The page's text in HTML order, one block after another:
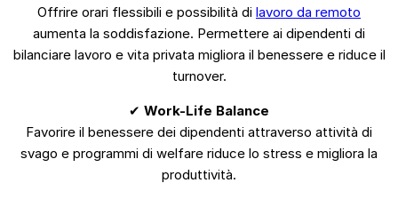
Offrire orari flessibili e possibilità di lavoro da remoto
aumenta la soddisfazione. Permettere ai dipendenti di
bilanciare lavoro e vita privata migliora il benessere e riduce il
turnover.
✔ Work-Life Balance
Favorire il benessere dei dipendenti attraverso attività di
svago e programmi di welfare riduce lo stress e migliora la
produttività.